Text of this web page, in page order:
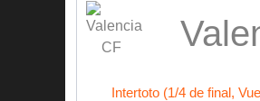
Intertoto (1/4 de final,